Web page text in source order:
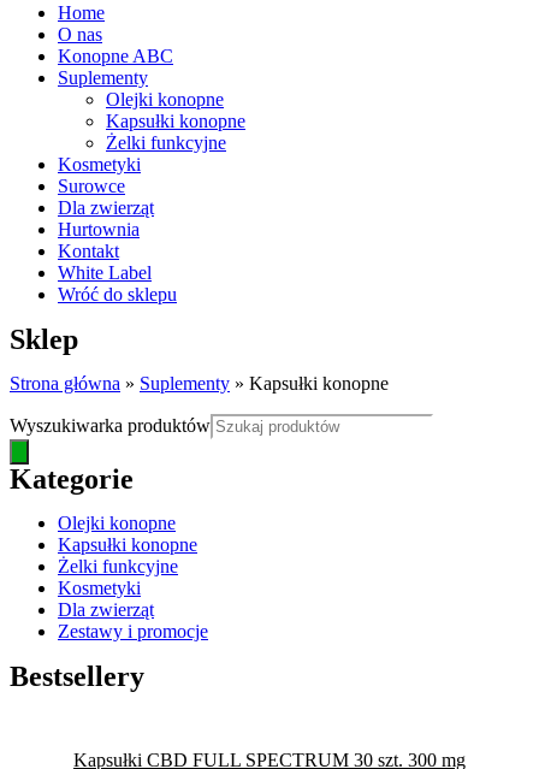
Home
O nas
Konopne ABC
Suplementy
Olejki konopne
Kapsułki konopne
Żelki funkcyjne
Kosmetyki
Surowce
Dla zwierząt
Hurtownia
Kontakt
White Label
Wróć do sklepu
Sklep
Strona główna » Suplementy » Kapsułki konopne
Wyszukiwarka produktów
Kategorie
Olejki konopne
Kapsułki konopne
Żelki funkcyjne
Kosmetyki
Dla zwierząt
Zestawy i promocje
Bestsellery
Kapsułki CBD FULL SPECTRUM 30 szt. 300 mg